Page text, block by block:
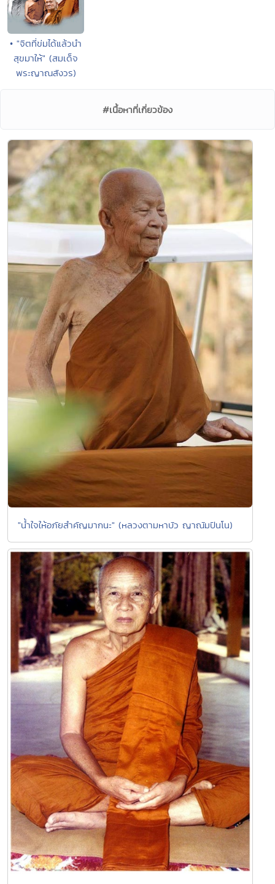
• "จิตที่ข่มได้แล้วนำ
สุขมาให้" (สมเด็จ
พระญาณสังวร)
#เนื้อหาที่เกี่ยวข้อง
"น้ำใจให้อภัยสำคัญมากนะ" (หลวงตามหาบัว ญาณัมปันโน)